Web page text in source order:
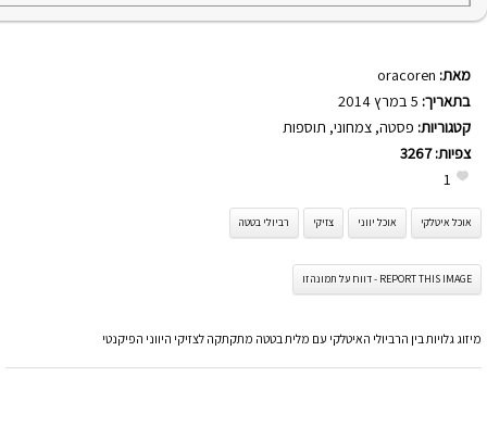
מאת: oracoren
בתאריך:
קטגוריות: פסטה, צמחוני, תוספות
צפיות:3267
1
אוכל איטלקי אוכל יווני צזיקי רביולי בטטה
REPORT THIS IMAGE - דווח על תמונה זו
מיזוג גלויות בין הרביולי האיטלקי עם מלית בטטה מתקתקה לצזיקי היווני הפיקנטי